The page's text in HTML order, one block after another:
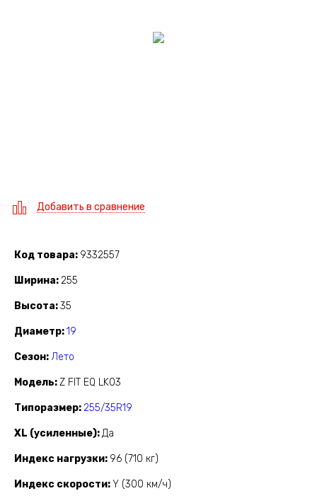
Добавить в сравнение
Код товара 9332557
Ширина 255
Высота 35
Диаметр 19
Сезон Лето
Модель Z FIT EQ LK03
Типоразмер 255/35R19
XL (усиленные) Да
Индекс нагрузки 96 (710 кг)
Индекс скорости Y (300 км/ч)